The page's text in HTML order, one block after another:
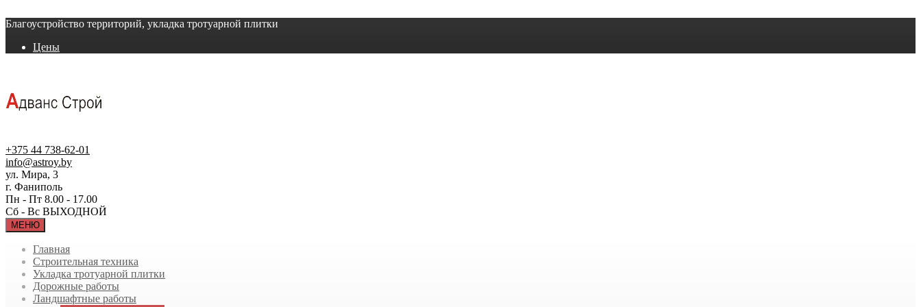
Благоустройство территорий, укладка тротуарной плитки
Цены
+375 44 738-62-01
info@astroy.by
ул. Мира, 3
г. Фаниполь
Пн - Пт 8.00 - 17.00
Сб - Вс ВЫХОДНОЙ
МЕНЮ
Главная
Строительная техника
Укладка тротуарной плитки
Дорожные работы
Ландшафтные работы